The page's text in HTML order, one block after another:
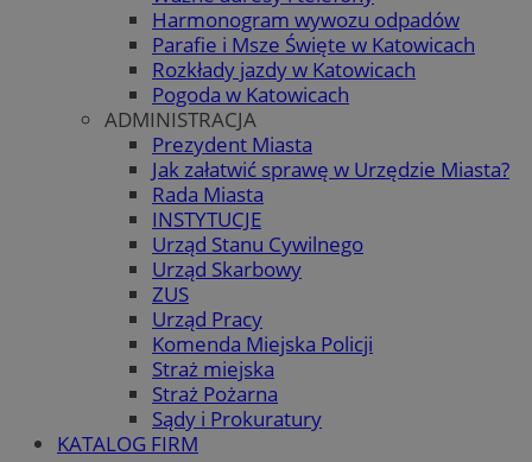
Harmonogram wywozu odpadów
Parafie i Msze Święte w Katowicach
Rozkłady jazdy w Katowicach
Pogoda w Katowicach
ADMINISTRACJA
Prezydent Miasta
Jak załatwić sprawę w Urzędzie Miasta?
Rada Miasta
INSTYTUCJE
Urząd Stanu Cywilnego
Urząd Skarbowy
ZUS
Urząd Pracy
Komenda Miejska Policji
Straż miejska
Straż Pożarna
Sądy i Prokuratury
KATALOG FIRM